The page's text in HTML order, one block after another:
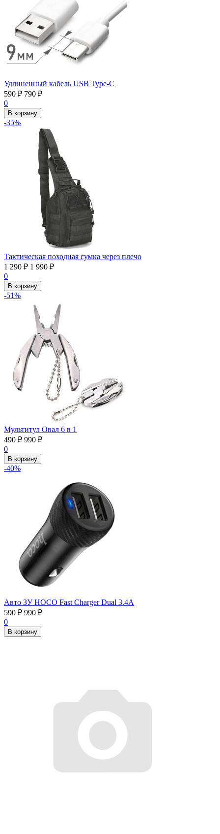
Удлиненный кабель USB Type-C
590 ₽ 790 ₽
0
В корзину
-35%
Тактическая походная сумка через плечо
1 290 ₽ 1 990 ₽
0
В корзину
-51%
Мультитул Овал 6 в 1
490 ₽ 990 ₽
0
В корзину
-40%
Авто ЗУ HOCO Fast Charger Dual 3.4А
590 ₽ 990 ₽
0
В корзину